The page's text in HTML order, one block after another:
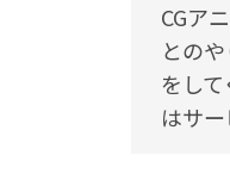
CGア
との
をし
はサ